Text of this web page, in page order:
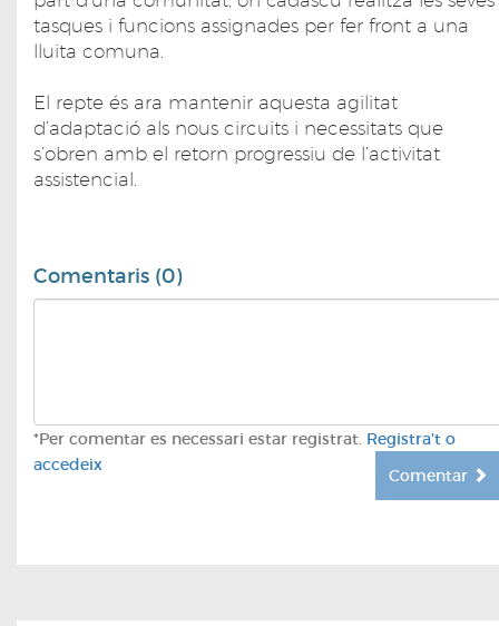
tasques i funcions assignades per fer front a una
lluita comuna.
El repte és ara mantenir aquesta agilitat
d’adaptació als nous circuits i necessitats que
s’obren amb el retorn progressiu de l’activitat
assistencial.
Comentaris (0)
*Per comentar es necessari estar registrat. Registra't o
accedeix
Comentar